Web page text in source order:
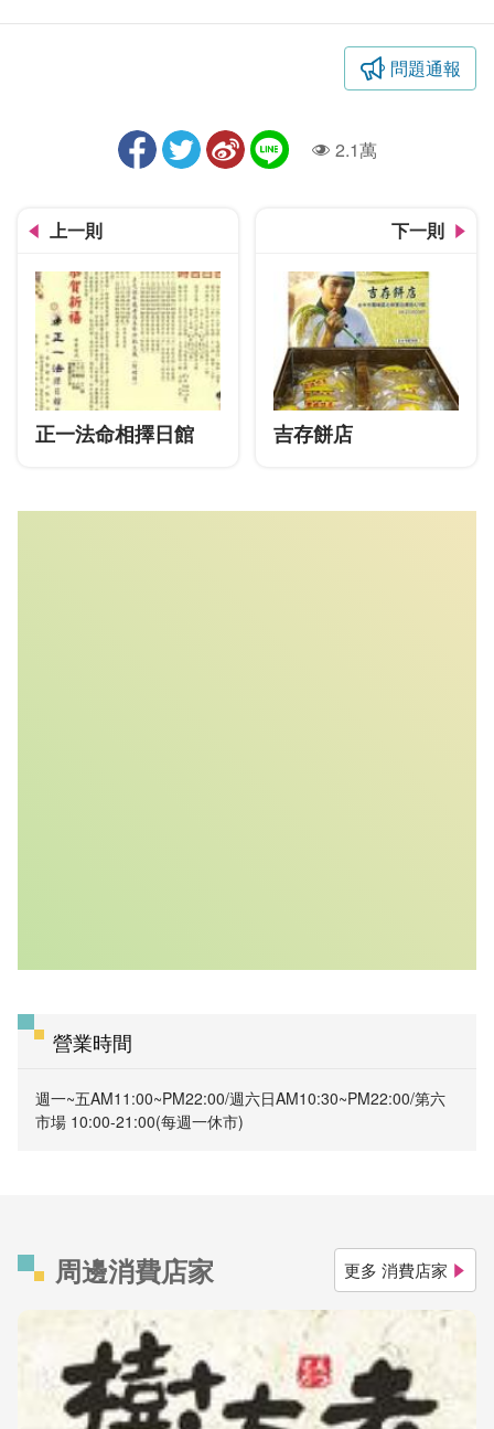
問題通報
人氣2.1萬
上一則
正一法命相擇日館
下一則
吉存餅店
營業時間
週一~五AM11:00~PM22:00/週六日AM10:30~PM22:00/第六
市場 10:00-21:00(每週一休市)
周邊消費店家 更多 消費店家